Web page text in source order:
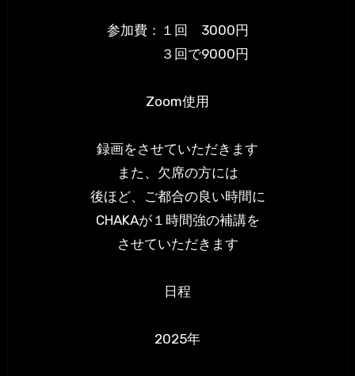
参加費：１回 3000円
３回で9000円
Zoom使用
録画をさせていただきます
また、欠席の方には
後ほど、ご都合の良い時間に
CHAKAが１時間強の補講を
させていただきます
日程
2025年